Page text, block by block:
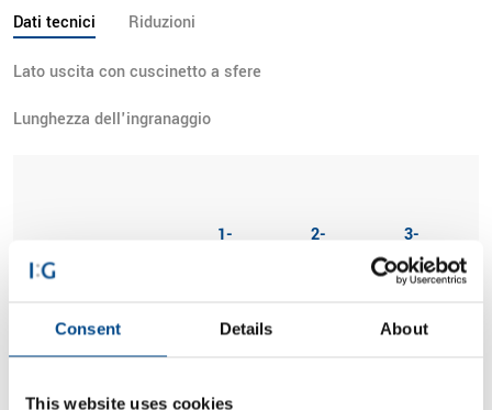
Consent Details About
This website uses cookies
Dati tecnici Riduzioni
Lato uscita con cuscinetto a sfere
Lunghezza dell'ingranaggio
1-
2-
palcoscenico
3-
Coppia in uscita
ammissibile